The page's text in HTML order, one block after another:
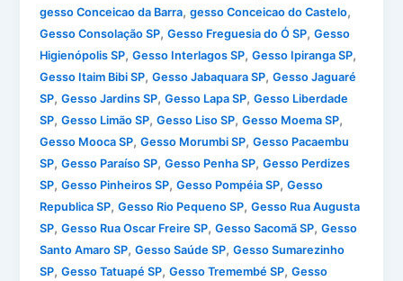
gesso Conceicao da Barra,gesso Conceicao do Castelo,
Gesso Consolação SP,Gesso Freguesia do Ó SP,Gesso
Higienópolis SP,Gesso Interlagos SP,Gesso Ipiranga SP,
Gesso Itaim Bibi SP,Gesso Jabaquara SP,Gesso Jaguaré
SP,Gesso Jardins SP,Gesso Lapa SP,Gesso Liberdade
SP,Gesso Limão SP,Gesso Liso SP,Gesso Moema SP,
Gesso Mooca SP,Gesso Morumbi SP,Gesso Pacaembu
SP,Gesso Paraíso SP,Gesso Penha SP,Gesso Perdizes
SP,Gesso Pinheiros SP,Gesso Pompéia SP,Gesso
Republica SP,Gesso Rio Pequeno SP,Gesso Rua Augusta
SP,Gesso Rua Oscar Freire SP,Gesso Sacomã SP,Gesso
Santo Amaro SP,Gesso Saúde SP,Gesso Sumarezinho
SP,Gesso Tatuapé SP,Gesso Tremembé SP,Gesso